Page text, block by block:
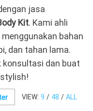
jasa
Kit. Kami ahli
bahan
dan tahan lama.
konsultasi dan buat
VIEW: 9 / 48 / ALL